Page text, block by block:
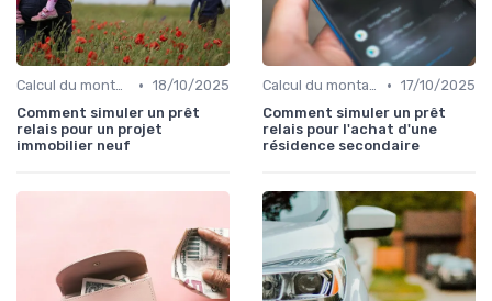
Calcul du montant du prêt • 18/10/2025
Comment simuler un prêt
relais pour un projet
immobilier neuf
Calcul du montant du prêt • 17/10/2025
Comment simuler un prêt
relais pour l'achat d'une
résidence secondaire